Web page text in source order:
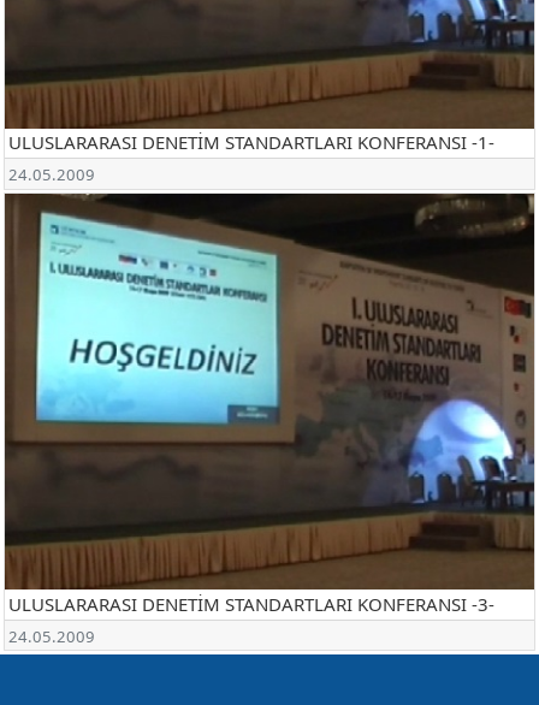
ULUSLARARASI DENETİM STANDARTLARI KONFERANSI -1-
24.05.2009
ULUSLARARASI DENETİM STANDARTLARI KONFERANSI -3-
24.05.2009